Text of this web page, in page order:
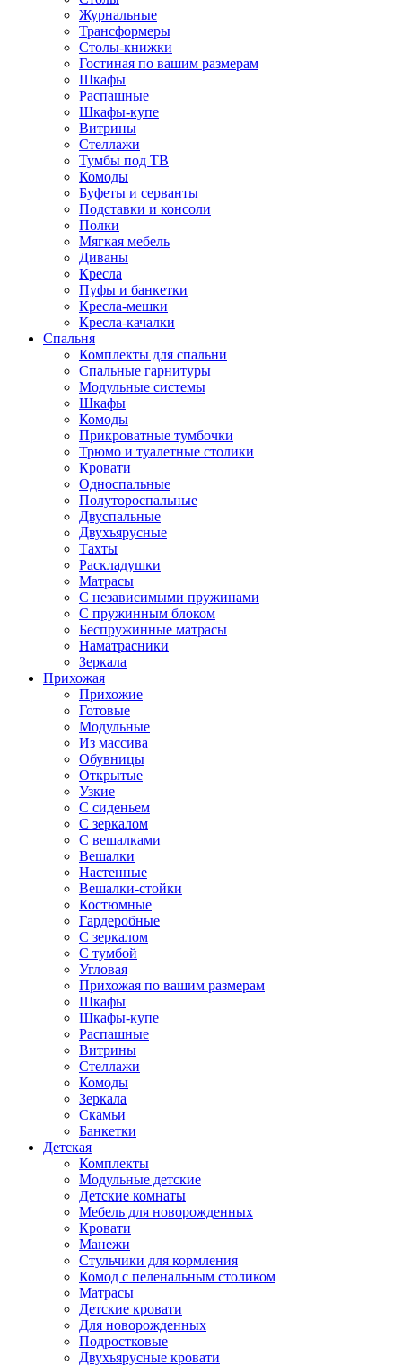
Журнальные
Трансформеры
Столы-книжки
Гостиная по вашим размерам
Шкафы
Распашные
Шкафы-купе
Витрины
Стеллажи
Тумбы под ТВ
Комоды
Буфеты и серванты
Подставки и консоли
Полки
Мягкая мебель
Диваны
Кресла
Пуфы и банкетки
Кресла-мешки
Кресла-качалки
Спальня
Комплекты для спальни
Спальные гарнитуры
Модульные системы
Шкафы
Комоды
Прикроватные тумбочки
Трюмо и туалетные столики
Кровати
Односпальные
Полутороспальные
Двуспальные
Двухъярусные
Тахты
Раскладушки
Матрасы
С независимыми пружинами
С пружинным блоком
Беспружинные матрасы
Наматрасники
Зеркала
Прихожая
Прихожие
Готовые
Модульные
Из массива
Обувницы
Открытые
Узкие
С сиденьем
С зеркалом
С вешалками
Вешалки
Настенные
Вешалки-стойки
Костюмные
Гардеробные
С зеркалом
С тумбой
Угловая
Прихожая по вашим размерам
Шкафы
Шкафы-купе
Распашные
Витрины
Стеллажи
Комоды
Зеркала
Скамьи
Банкетки
Детская
Комплекты
Модульные детские
Детские комнаты
Мебель для новорожденных
Кровати
Манежи
Стульчики для кормления
Комод с пеленальным столиком
Матрасы
Детские кровати
Для новорожденных
Подростковые
Двухъярусные кровати